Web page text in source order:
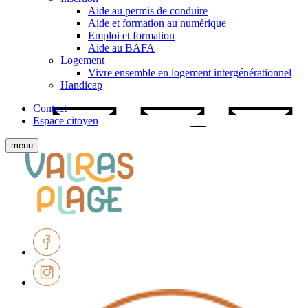
Aide au permis de conduire
Aide et formation au numérique
Emploi et formation
Aide au BAFA
Logement
Vivre ensemble en logement intergénérationnel
Handicap
Contact
Espace citoyen
Afficher
le
menu
mobile
menu